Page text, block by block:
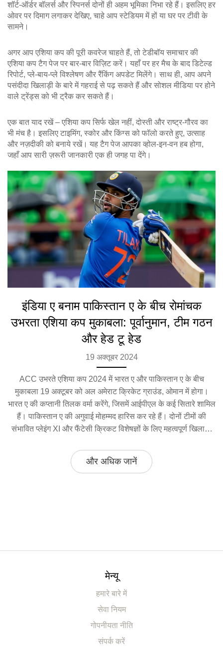
शॉर्ट-ऑर्डर बॉलर्स और स्पिनर्स दोनों ही अहम भूमिका निभा रहे हैं। इसलिए हर
ओवर पर दिमाग लगाकर देखिए, चाहे आप स्टेडियम में हों या घर पर टीवी के
सामने।
अगर आप एशिया कप की पूरी कवरेज चाहते हैं, तो टेडीबॉय समाचार की
एशिया कप टैग पेज पर बार‑बार विज़िट करें। यहाँ पर हर मैच के बाद डिटेल्ड
रिपोर्ट, प्ले‑बाय‑प्ले विश्लेषण और रैंकिंग अपडेट मिलेंगे। साथ ही, आप अपने
पसंदीदा खिलाड़ी के बारे में गहराई से पढ़ सकते हैं और सोशल मीडिया पर होने
वाले ट्रेंड्स को भी ट्रैक कर सकते हैं।
एक बात याद रखें – एशिया कप सिर्फ खेल नहीं, दोस्ती और राष्ट्र‑गौरव का
भी मंच है। इसलिए टाइमिंग, स्कोर और किंग्स को फॉलो करते हुए, उत्साह
और नज़दीकी को बनाये रखें। यह टैग पेज आपका व्होल-इन-वन हब होगा,
जहाँ आप सारी ज़रूरी जानकारी एक ही जगह पा देंगे।
इंडिया ए बनाम पाकिस्तान ए के बीच रोमांचक
उभरता एशिया कप मुकाबला: पूर्वानुमान, टीम गठन
और हेड टू हेड
19 अक्तूबर 2024
ACC उभरते एशिया कप 2024 में भारत ए और पाकिस्तान ए के बीच
मुकाबला 19 अक्टूबर को अल अमेराट क्रिकेट ग्राउंड, ओमान में होगा।
भारत ए की कप्तानी तिलक वर्मा करेंगे, जिसमें आईपीएल के कई सितारे शामिल
हैं। पाकिस्तान ए की अगुवाई मोहम्मद हारिस कर रहे हैं। दोनों टीमों की
संभावित प्लेइंग XI और फैंटेसी क्रिकट विशेषज्ञों के लिए महत्वपूर्ण खिलाड़ी
और अधिक जानें
मेन्यू
हमारे बारे में
सेवा नियम
गोपनीयता नीति
संपर्क करें